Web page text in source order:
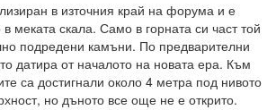
в източния край на форума и е
меката скала. Само в горната си част той
подредени камъни. По предварителни
датира от началото на новата ера. Към
са достигнали около 4 метра под нивото
но дъното все още не е открито.